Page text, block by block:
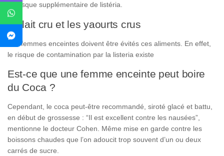
un risque supplémentaire de listéria.
Le lait cru et les yaourts crus
Les femmes enceintes doivent être évités ces aliments. En effet,
le risque de contamination par la listeria existe
Est-ce que une femme enceinte peut boire
du Coca ?
Cependant, le coca peut-être recommandé, siroté glacé et battu,
en début de grossesse : “Il est excellent contre les nausées”,
mentionne le docteur Cohen. Même mise en garde contre les
boissons chaudes que l’on adoucit trop souvent d’un ou deux
carrés de sucre.